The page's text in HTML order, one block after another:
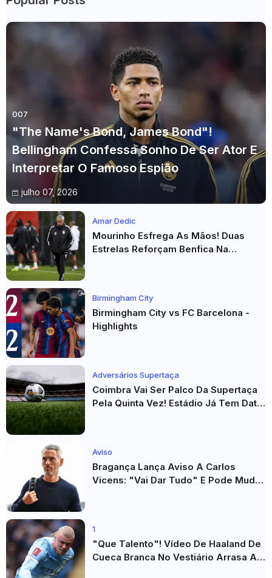
007
"The Name's Bond, James Bond"!
Bellingham Confessa Sonho De Ser Ator E
Interpretar O Famoso Espião
julho 07, 2026
Amar Dedic
Mourinho Esfrega As Mãos! Duas
Estrelas Reforçam Benfica Na
Birmingham City
Birmingham City vs FC Barcelona -
Highlights
Adversários Supertaça
Coimbra Vai Ser Palco Da Supertaça
Pela Quinta Vez! Estádio Já Tem Data
Aviso
Bragança Lança Aviso A Carlos
Vicens: "Vai Dar Tudo" E Pode Mudar
1
"Que Talento"! Vídeo De Haaland De
Cueca Branca No Vestiário Arrasa A